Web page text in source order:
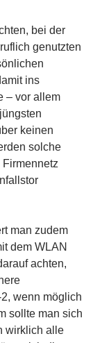
bei der
genutzten
ins
– vor allem
keinen
solche
Firmennetz
man zudem
dem WLAN
achten,
wenn möglich
sollte man sich
wirklich alle